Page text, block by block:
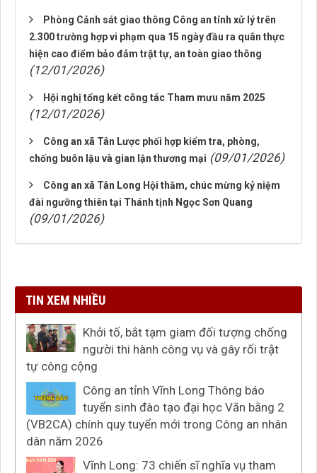
Phòng Cảnh sát giao thông Công an tỉnh xử lý trên
2.300 trường hợp vi phạm qua 15 ngày đầu ra quân thực
hiện cao điểm bảo đảm trật tự, an toàn giao thông
(12/01/2026)
Hội nghị tổng kết công tác Tham mưu năm 2025
(12/01/2026)
Công an xã Tân Lược phối hợp kiểm tra, phòng,
chống buôn lậu và gian lận thương mại (09/01/2026)
Công an xã Tân Long Hội thăm, chúc mừng kỷ niệm
đài ngưỡng thiên tại Thánh tịnh Ngọc Sơn Quang
(09/01/2026)
TIN XEM NHIỀU
Khởi tố, bắt tạm giam đối tượng chống
người thi hành công vụ và gây rối trật
tự công cộng
Công an tỉnh Vĩnh Long Thông báo
tuyển sinh đào tạo đại học Văn bằng 2
(VB2CA) chính quy tuyển mới trong Công an nhân
dân năm 2026
Vĩnh Long: 73 chiến sĩ nghĩa vụ tham